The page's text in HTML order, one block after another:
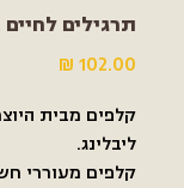
תרגילים
קלפים מבית
ליבלינג.
קלפים מעוררי